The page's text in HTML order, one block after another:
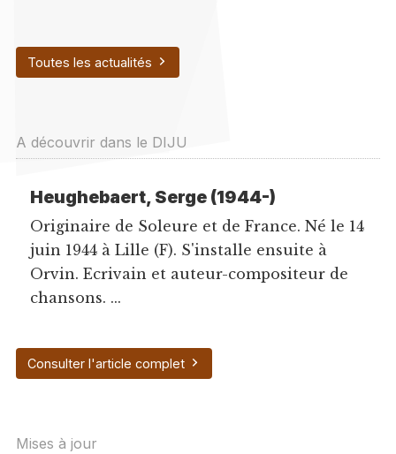
Toutes les actualités
A découvrir dans le DIJU
Heughebaert, Serge (1944-)
Originaire de Soleure et de France. Né le 14
juin 1944 à Lille (F). S'installe ensuite à
Orvin. Ecrivain et auteur-compositeur de
chansons. ...
Consulter l'article complet
Mises à jour